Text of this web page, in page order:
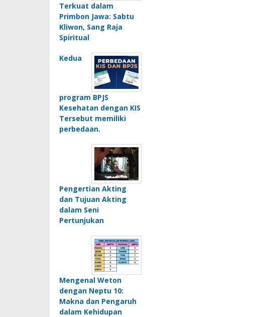
Terkuat dalam
Primbon Jawa: Sabtu
Kliwon, Sang Raja
Spiritual
Kedua
program BPJS
Kesehatan dengan KIS
Tersebut memiliki
perbedaan.
Pengertian Akting
dan Tujuan Akting
dalam Seni
Pertunjukan
Mengenal Weton
dengan Neptu 10:
Makna dan Pengaruh
dalam Kehidupan